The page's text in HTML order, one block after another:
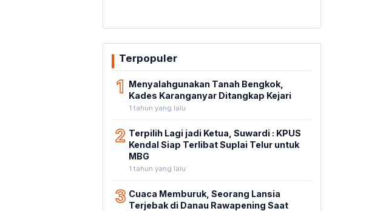
Terpopuler
1 Menyalahgunakan Tanah Bengkok,
Kades Karanganyar Ditangkap Kejari
1 tahun yang lalu
2 Terpilih Lagi jadi Ketua, Suwardi : KPUS
Kendal Siap Terlibat Suplai Telur untuk
MBG
1 tahun yang lalu
3 Cuaca Memburuk, Seorang Lansia
Terjebak di Danau Rawapening Saat